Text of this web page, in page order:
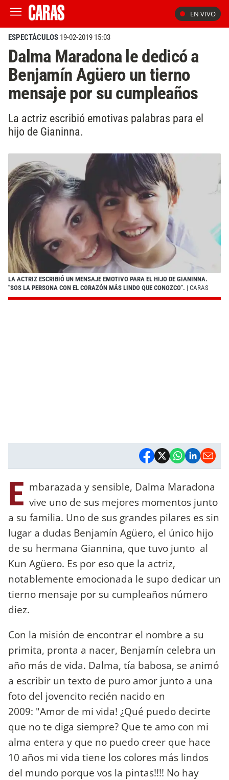
EN VIVO
ESPECTÁCULOS 19-02-2019 15:03
Dalma Maradona le dedicó a
Benjamín Agüero un tierno
mensaje por su cumpleaños
La actriz escribió emotivas palabras para el
hijo de Gianinna.
LA ACTRIZ ESCRIBIÓ UN MENSAJE EMOTIVO PARA EL HIJO DE GIANINNA.
"SOS LA PERSONA CON EL CORAZÓN MÁS LINDO QUE CONOZCO". | CARAS
E mbarazada y sensible, Dalma Maradona
vive uno de sus mejores momentos junto
a su familia. Uno de sus grandes pilares es sin
lugar a dudas Benjamín Agüero, el único hijo
de su hermana Giannina, que tuvo junto al
Kun Agüero. Es por eso que la actriz,
notablemente emocionada le supo dedicar un
tierno mensaje por su cumpleaños número
diez.
Con la misión de encontrar el nombre a su
primita, pronta a nacer, Benjamín celebra un
año más de vida. Dalma, tía babosa, se animó
a escribir un texto de puro amor junto a una
foto del jovencito recién nacido en
2009: "Amor de mi vida! ¿Qué puedo decirte
que no te diga siempre? Que te amo con mi
alma entera y que no puedo creer que hace
10 años mi vida tiene los colores más lindos
del mundo porque vos la pintas!!!! No hay